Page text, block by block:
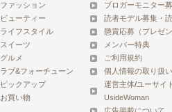
ファッション
ビューティー
ライフスタイル
スイーツ
グルメ
ラブ&フォーチューン
ピックアップ
お買い物
ブロガーモニター
読者モデル募集・
懸賞応募（プレゼ
メンバー特典
ご利用規約
個人情報の取り扱
運営主体/ユーサイ
UsideWoman